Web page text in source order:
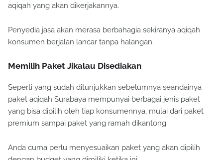
aqiqah yang akan dikerjakannya.
Penyedia jasa akan merasa berbahagia sekiranya aqiqah
konsumen berjalan lancar tanpa halangan.
Memilih Paket Jikalau Disediakan
Seperti yang sudah ditunjukkan sebelumnya seandainya
paket aqiqah Surabaya mempunyai berbagai jenis paket
yang bisa dipilih oleh tiap konsumennya, mulai dari paket
premium sampai paket yang ramah dikantong.
Anda cuma perlu menyesuaikan paket yang akan dipilih